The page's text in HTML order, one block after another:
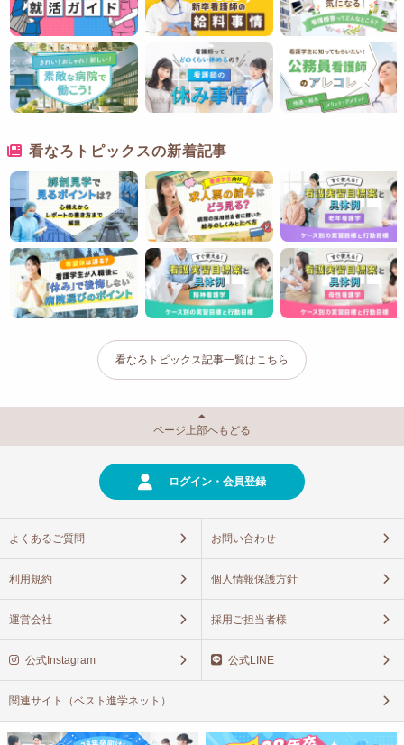
看なろトピックスの新着記事
看なろトピックス記事一覧はこちら
ページ上部へもどる
ログイン・会員登録
よくあるご質問 お問い合わせ
利用規約 個人情報保護方針
運営会社 採用ご担当者様
公式Instagram 公式LINE
関連サイト（ベスト進学ネット）